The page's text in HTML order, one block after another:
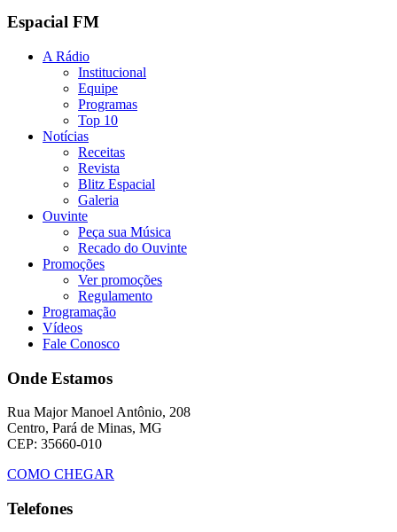
Espacial FM
A Rádio
Institucional
Equipe
Programas
Top 10
Notícias
Receitas
Revista
Blitz Espacial
Galeria
Ouvinte
Peça sua Música
Recado do Ouvinte
Promoções
Ver promoções
Regulamento
Programação
Vídeos
Fale Conosco
Onde Estamos
Rua Major Manoel Antônio, 208
Centro, Pará de Minas, MG
CEP: 35660-010
COMO CHEGAR
Telefones